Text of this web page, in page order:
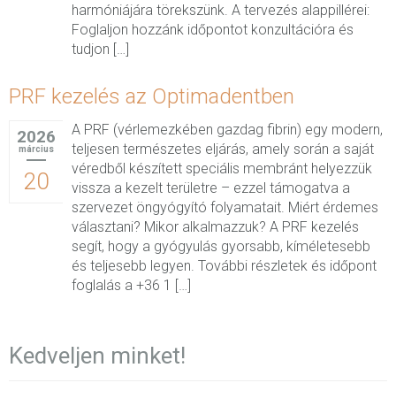
harmóniájára törekszünk. A tervezés alappillérei:
Foglaljon hozzánk időpontot konzultációra és
tudjon […]
PRF kezelés az Optimadentben
2026
március
20
A PRF (vérlemezkében gazdag fibrin) egy modern,
teljesen természetes eljárás, amely során a saját
véredből készített speciális membránt helyezzük
vissza a kezelt területre – ezzel támogatva a
szervezet öngyógyító folyamatait. Miért érdemes
választani? Mikor alkalmazzuk? A PRF kezelés
segít, hogy a gyógyulás gyorsabb, kíméletesebb
és teljesebb legyen. További részletek és időpont
foglalás a +36 1 […]
Kedveljen minket!